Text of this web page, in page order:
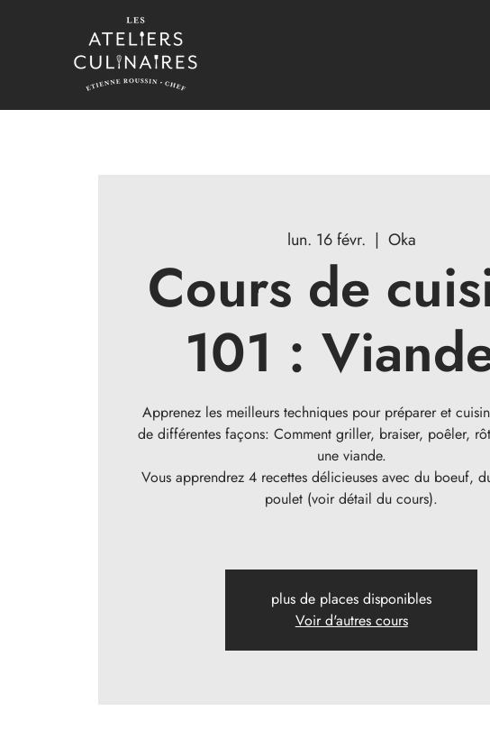
lun. 16 févr.
  |
Oka
Cours de
101 :
Apprenez les meilleurs techniques pour préparer et
de différentes façons: Comment griller, braiser, poêler,
une viande.
Vous apprendrez 4 recettes délicieuses avec du boeuf,
poulet (voir détail du cours).
plus de places disponibles
Voir d'autres cours